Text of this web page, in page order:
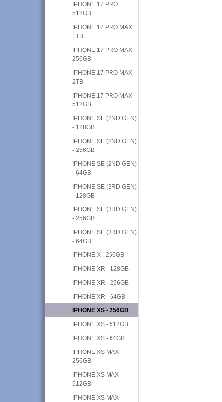
IPHONE 17 PRO
512GB
IPHONE 17 PRO MAX
1TB
IPHONE 17 PRO MAX
256GB
IPHONE 17 PRO MAX
2TB
IPHONE 17 PRO MAX
512GB
IPHONE SE (2ND GEN)
- 128GB
IPHONE SE (2ND GEN)
- 256GB
IPHONE SE (2ND GEN)
- 64GB
IPHONE SE (3RD GEN)
- 128GB
IPHONE SE (3RD GEN)
- 256GB
IPHONE SE (3RD GEN)
- 64GB
IPHONE X - 256GB
IPHONE XR - 128GB
IPHONE XR - 256GB
IPHONE XR - 64GB
IPHONE XS - 256GB
IPHONE XS - 512GB
IPHONE XS - 64GB
IPHONE XS MAX -
256GB
IPHONE XS MAX -
512GB
IPHONE XS MAX -